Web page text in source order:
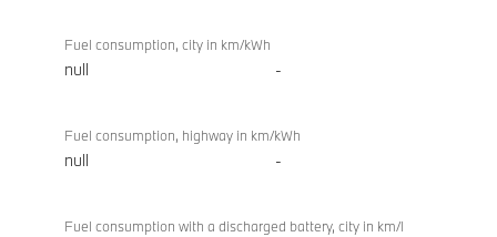
Fuel consumption, city in km/kWh
null -
Fuel consumption, highway in km/kWh
null -
Fuel consumption with a discharged battery, city in km/l